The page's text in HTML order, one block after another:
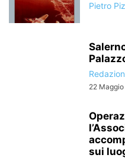
Pietro
22
sui